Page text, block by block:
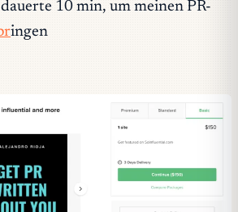
10 min, um meinen PR-
ingen